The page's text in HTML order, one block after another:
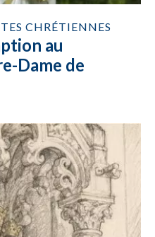
CHRÉTIENNES
au
Dame de